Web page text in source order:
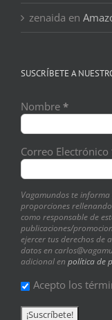
zenaida en
SUSCRÍBETE A
Nombre *
Correo Electrónico
Vagamundos te
proporciones
como responsable de
publicaciones/
ejercer tus derechos de
datos en
adicional en política de
Acepto los